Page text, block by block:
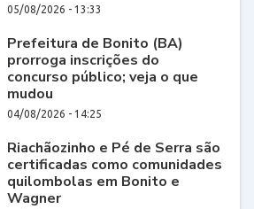
05/08/2026 - 13:33
Prefeitura de Bonito (BA)
prorroga inscrições do
concurso público; veja o que
mudou
04/08/2026 - 14:25
Riachãozinho e Pé de Serra são
certificadas como comunidades
quilombolas em Bonito e
Wagner